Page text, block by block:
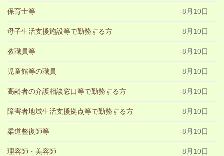
保育士等 8月10日
母子生活支援施設等で勤務する方 8月10日
教職員等 8月10日
児童館等の職員 8月10日
高齢者の介護相談窓口等で勤務する方 8月10日
障害者地域生活支援拠点等で勤務する方 8月10日
柔道整復師等 8月10日
理容師・美容師 8月10日